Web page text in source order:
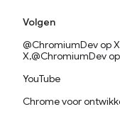
Volgen
@ChromiumDev op
X,@ChromiumDev
YouTube
Chrome voor